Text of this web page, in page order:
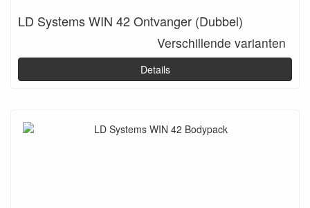
LD Systems WIN 42 Ontvanger (Dubbel)
Verschillende varianten
Details